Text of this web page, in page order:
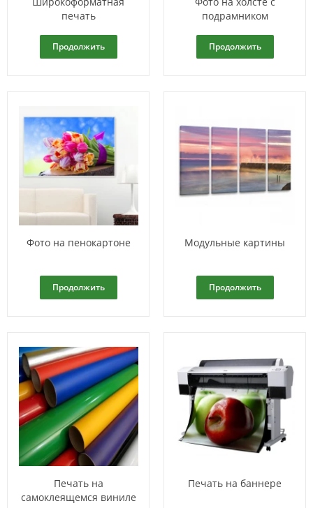
печать
Продолжить
подрамником
Продолжить
Фото на пенокартоне
Продолжить
Модульные картины
Продолжить
Печать на
самоклеящемся виниле
Печать на баннере